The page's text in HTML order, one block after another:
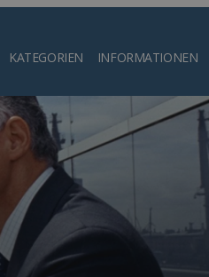
KATEGORIEN INFORMATIONEN
Suchen